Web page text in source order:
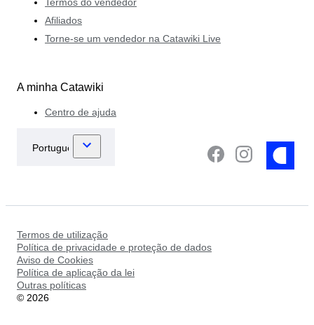
Afiliados
Torne-se um vendedor na Catawiki Live
A minha Catawiki
Centro de ajuda
Termos de utilização
Política de privacidade e proteção de dados
Aviso de Cookies
Política de aplicação da lei
Outras políticas
© 2026